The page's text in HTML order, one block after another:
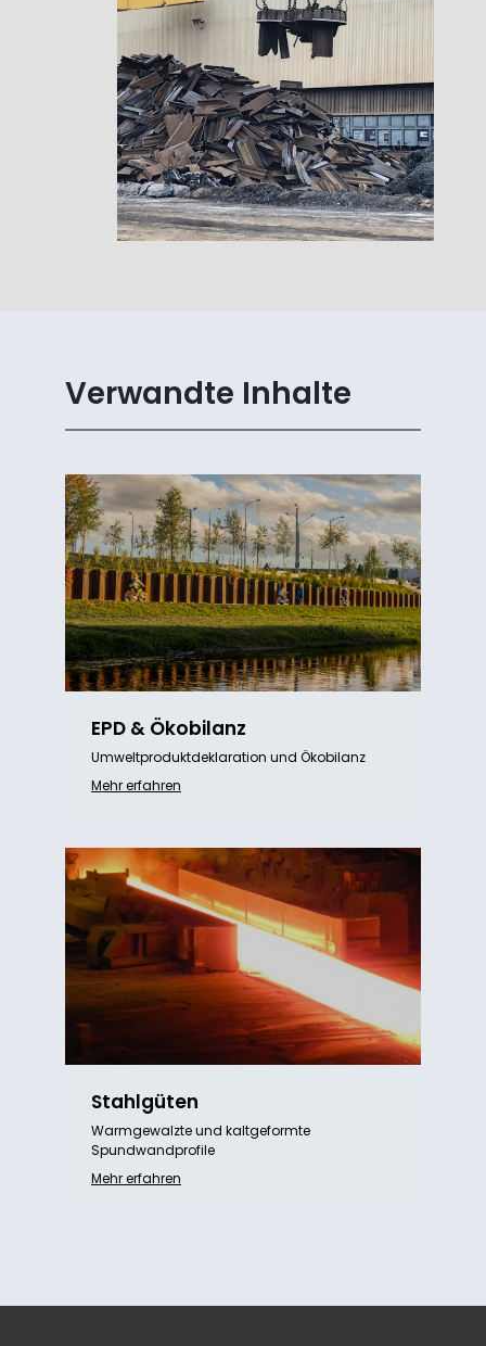
Verwandte Inhalte
EPD & Ökobilanz
Umweltproduktdeklaration und Ökobilanz
Mehr erfahren
Stahlgüten
Warmgewalzte und kaltgeformte
Spundwandprofile
Mehr erfahren